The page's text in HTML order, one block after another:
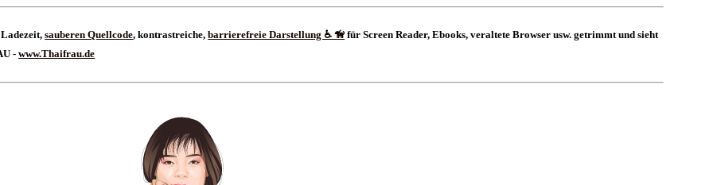
Ladezeit,sauberen Quellcode, kontrastreiche,barrierefreie Darstellung ♿ 🦮 für Screen Reader, Ebooks, veraltete Browser usw. getrimmt und sieht
-www.Thaifrau.de